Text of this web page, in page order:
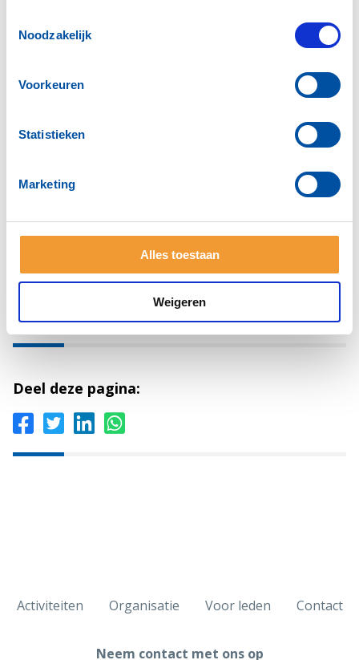
Noodzakelijk
Voorkeuren
Statistieken
Marketing
Alles toestaan
Weigeren
Golftoernooi 12 juni 2026
Benefietconcert Energy4All 21 mei 2026
Open clubavond 26 maart 2026
Activiteiten
Deel deze pagina:
Activiteiten Organisatie Voor leden Contact
Neem contact met ons op